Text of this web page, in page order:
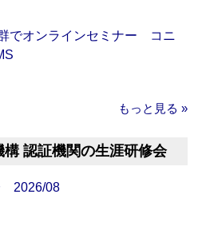
でオンラインセミナー コニ
もっと見る »
認証機関の生涯研修会
2026/08